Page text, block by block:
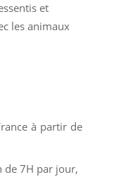
et
les animaux
à partir de
de 7H par jour,